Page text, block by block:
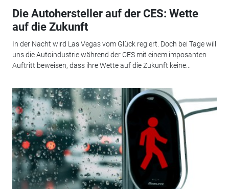
Die Autohersteller auf der CES: Wette
auf die Zukunft
In der Nacht wird Las Vegas vom Glück regiert. Doch bei Tage will
uns die Autoindustrie während der CES mit einem imposanten
Auftritt beweisen, dass ihre Wette auf die Zukunft keine...